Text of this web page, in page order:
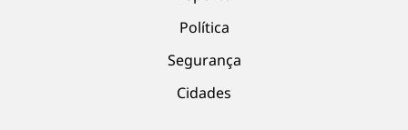
Política
Segurança
Cidades